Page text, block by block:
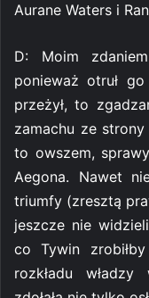
Aurane Waters i
D: Moim
ponieważ otruł
przeżył, to
zamachu ze
to owszem,
Aegona. Nawet
triumfy (zresztą
jeszcze nie
co Tywin
rozkładu